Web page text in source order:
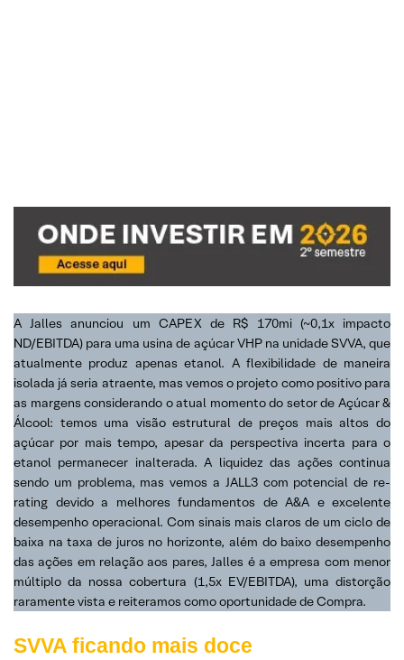
A Jalles anunciou um CAPEX de R$ 170mi (~0,1x impacto
ND/EBITDA) para uma usina de açúcar VHP na unidade SVVA, que
atualmente produz apenas etanol. A flexibilidade de maneira
isolada já seria atraente, mas vemos o projeto como positivo para
as margens considerando o atual momento do setor de Açúcar &
Álcool: temos uma visão estrutural de preços mais altos do
açúcar por mais tempo, apesar da perspectiva incerta para o
etanol permanecer inalterada. A liquidez das ações continua
sendo um problema, mas vemos a JALL3 com potencial de re-
rating devido a melhores fundamentos de A&A e excelente
desempenho operacional. Com sinais mais claros de um ciclo de
baixa na taxa de juros no horizonte, além do baixo desempenho
das ações em relação aos pares, Jalles é a empresa com menor
múltiplo da nossa cobertura (1,5x EV/EBITDA), uma distorção
raramente vista e reiteramos como oportunidade de Compra.
SVVA ficando mais doce